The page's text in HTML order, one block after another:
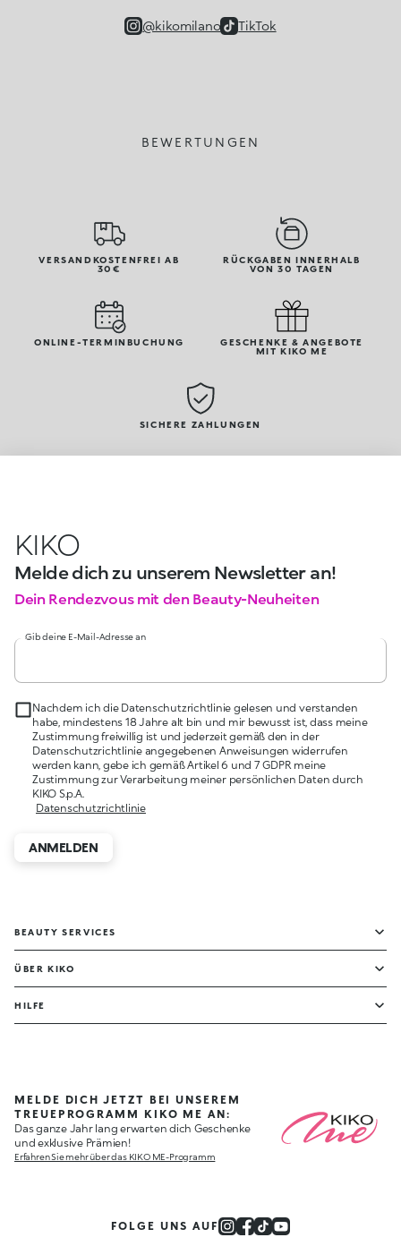
@kikomilano TikTok
BEWERTUNGEN
VERSANDKOSTENFREI AB
30€
RÜCKGABEN INNERHALB
VON 30 TAGEN
ONLINE-TERMINBUCHUNG
GESCHENKE & ANGEBOTE
MIT KIKO ME
SICHERE ZAHLUNGEN
KIKO
Melde dich zu unserem Newsletter an!
Dein Rendezvous mit den Beauty-Neuheiten
Gib deine E-Mail-Adresse an
Nachdem ich die Datenschutzrichtlinie gelesen und verstanden
habe, mindestens 18 Jahre alt bin und mir bewusst ist, dass meine
Zustimmung freiwillig ist und jederzeit gemäß den in der
Datenschutzrichtlinie angegebenen Anweisungen widerrufen
werden kann, gebe ich gemäß Artikel 6 und 7 GDPR meine
Zustimmung zur Verarbeitung meiner persönlichen Daten durch
KIKO S.p.A.
Datenschutzrichtlinie
ANMELDEN
BEAUTY SERVICES
ÜBER KIKO
HILFE
MELDE DICH JETZT BEI UNSEREM
TREUEPROGRAMM KIKO ME AN:
Das ganze Jahr lang erwarten dich Geschenke
und exklusive Prämien!
Erfahren Sie mehr über das KIKO ME-Programm
FOLGE UNS AUF